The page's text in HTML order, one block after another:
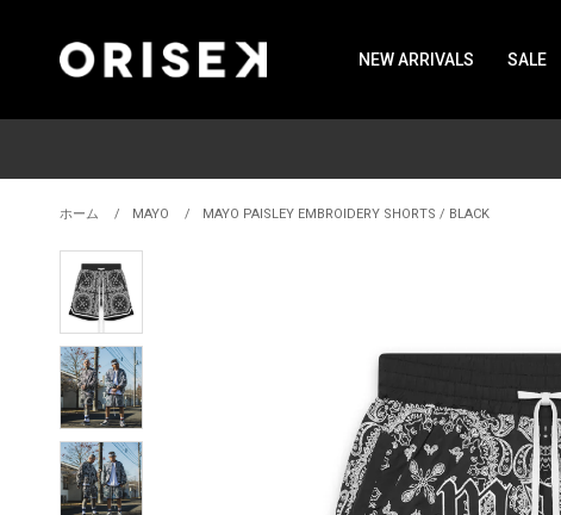
NEW ARRIVALS SALE
ホーム MAYO MAYO PAISLEY EMBROIDERY SHORTS / BLACK